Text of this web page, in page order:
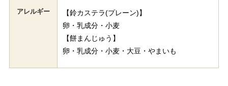
アレルギー
【鈴カステラ(プレーン)】
卵・乳成分・小麦
【餅まんじゅう】
卵・乳成分・小麦・大豆・やまいも